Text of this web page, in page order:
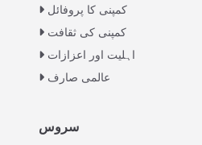
کمپنی کا پروفائل
کمپنی کی ثقافت
اہلیت اور اعزازات
عالمی صارف
سروس